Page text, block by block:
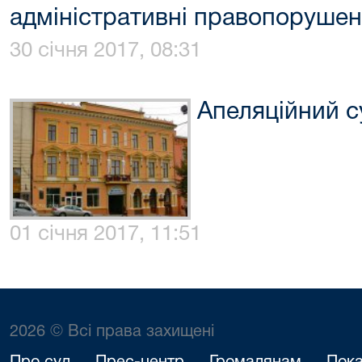
адміністративні
30 січня 2017, 08:31
Апеляційний
01 січня 2017, 11:51
2026 © Всі права захищені